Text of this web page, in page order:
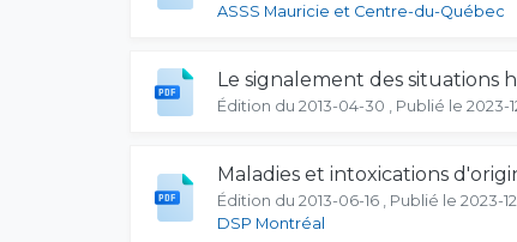
ASSS Mauricie et Centre-du-Québec
Le signalement des situations
Édition du 2013-04-30 , Publié le 2023-
Maladies et intoxications
Édition du 2013-06-16 , Publié le 2023-
DSP Montréal